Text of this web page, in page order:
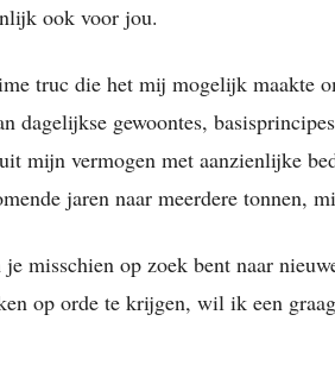
ook voor jou.
truc die het mij mogelijk maakte
dagelijkse gewoontes,
mijn vermogen met aanzienlijke
jaren naar meerdere tonnen,
misschien op zoek bent naar
op orde te krijgen, wil ik een